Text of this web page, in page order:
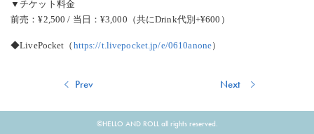
▼チケット料金
前売：¥2,500 / 当日：¥3,000（共にDrink代別+¥600）
◆LivePocket（ https://t.livepocket.jp/e/0610anone）
Previous
Prev
Next
Next
©HELLO AND ROLL all rights reserved.